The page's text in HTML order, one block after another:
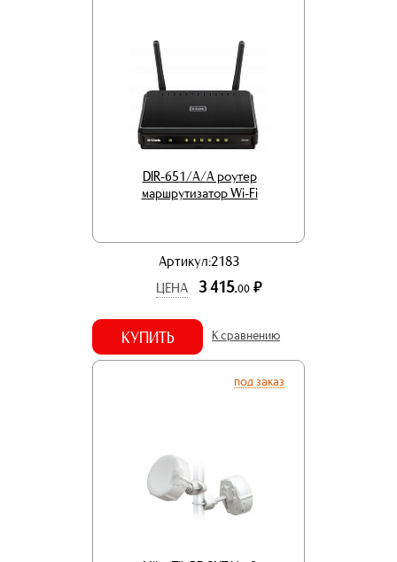
DIR-651/A/A роутер
маршрутизатор Wi-Fi
Артикул:2183
ЦЕНА
3 415.00 р.
КУПИТЬ К сравнению
под заказ